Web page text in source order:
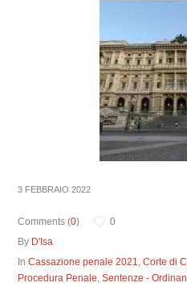
3 FEBBRAIO 2022
Comments (0)
0
By D'Isa
InCassazione penale 2021,Corte di
Procedura Penale,Sentenze -